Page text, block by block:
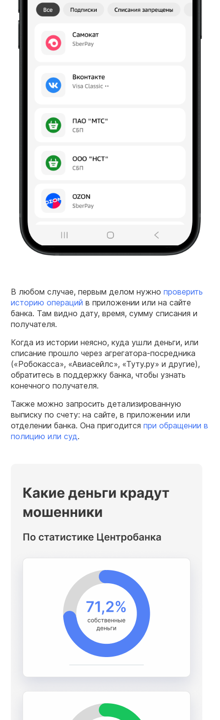
В любом случае, первым делом нужно проверить
историю операций в приложении или на сайте
банка. Там видно дату, время, сумму списания и
получателя.
Когда из истории неясно, куда ушли деньги, или
списание прошло через агрегатора-посредника
(«Робокасса», «Авиасейлс», «Туту.ру» и другие),
обратитесь в поддержку банка, чтобы узнать
конечного получателя.
Также можно запросить детализированную
выписку по счету: на сайте, в приложении или
отделении банка. Она пригодится при обращении в
полицию или суд.